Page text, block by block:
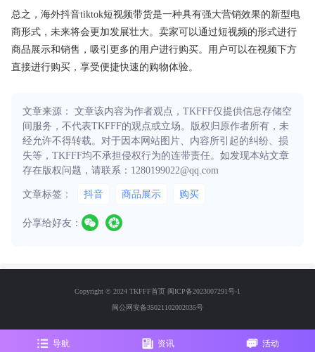
总之，海外抖音tiktok短视频带货是一种具有强大营销效果的新型电
商形式，未来将会更加发展壮大。卖家可以通过短视频的形式进行
商品展示和销售，吸引更多的用户进行购买。用户可以在视频下方
直接进行购买，享受便捷快速的购物体验。
文章来源： 文章该内容为作者观点，TKFFF仅提供信息存储空
间服务，不代表TKFFF的观点或立场。版权归原作者所有，未
经允许不得转载。对于因本网站图片、内容所引起的纠纷、损
失等，TKFFF均不承担侵权行为的连带责任。如发现本站文章
存在版权问题，请联系：1280199022@qq.com
文章标签： 抖音 商品展示 购买
分享给好友：
Copyright © 2024 TKFFF首页 闽ICP备2023007291号-1
闽公网安备35021102002035号
导航 资讯 活动